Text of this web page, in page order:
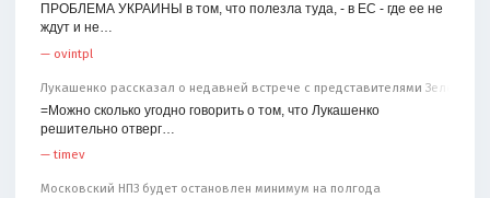
ПРОБЛЕМА УКРАИНЫ в том, что полезла туда, - в ЕС - где ее не
ждут и не…
— ovintpl
Лукашенко рассказал о недавней встрече с представителями
=Можно сколько угодно говорить о том, что Лукашенко
решительно отверг…
—timev
Московский НПЗ будет остановлен минимум на полгода